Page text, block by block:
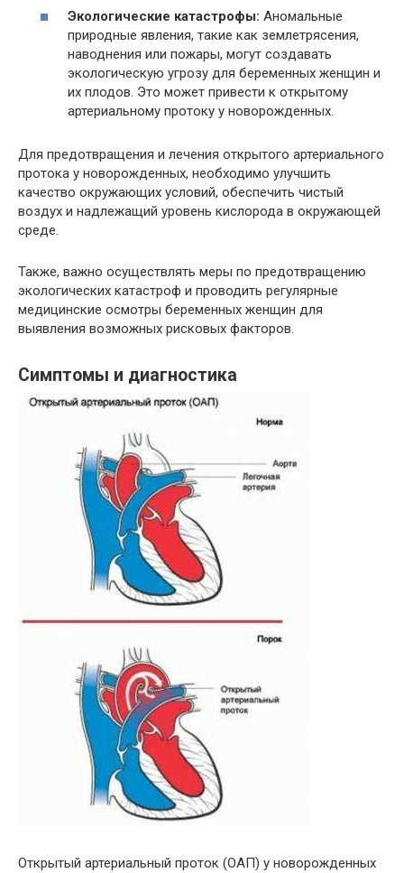
Экологические катастрофы: Аномальные
природные явления, такие как землетрясения,
наводнения или пожары, могут создавать
экологическую угрозу для беременных женщин и
их плодов. Это может привести к открытому
артериальному протоку у новорожденных.
Для предотвращения и лечения открытого артериального
протока у новорожденных, необходимо улучшить
качество окружающих условий, обеспечить чистый
воздух и надлежащий уровень кислорода в окружающей
среде.
Также, важно осуществлять меры по предотвращению
экологических катастроф и проводить регулярные
медицинские осмотры беременных женщин для
выявления возможных рисковых факторов.
Симптомы и диагностика
Открытый артериальный проток (ОАП) у новорожденных